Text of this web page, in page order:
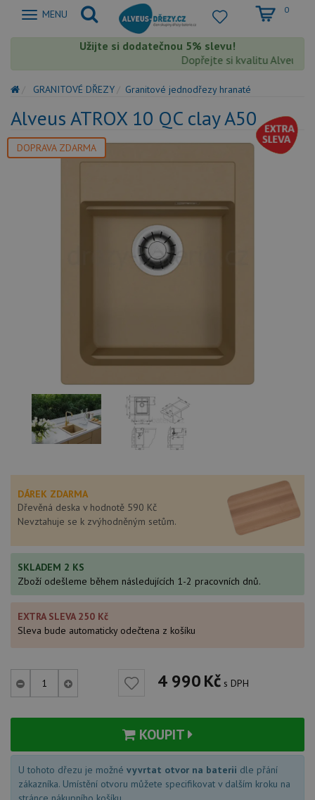
Zobrazit
MENU 0
Užijte si dodatečnou 5% slevu!
Dopřejte si kvalitu Alveus s
GRANITOVÉ DŘEZY Granitové jednodřezy hranaté
Alveus ATROX 10 QC clay A50
DOPRAVA ZDARMA
DÁREK ZDARMA
Dřevěná deska v hodnotě 590 Kč
Nevztahuje se k zvýhodněným setům.
SKLADEM 2 KS
Zboží odešleme během následujících 1-2 pracovních dnů.
EXTRA SLEVA 250 Kč
Sleva bude automaticky odečtena z košíku
4 990Kč s DPH
KOUPIT
U tohoto dřezu je možné vyvrtat otvor na baterii dle přání
zákazníka. Umístění otvoru můžete specifikovat v dalším kroku na